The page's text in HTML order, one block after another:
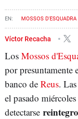
MOSSOS D'ESQUADRA
ESTAFAS
Víctor Recacha
Los Mossos
por presuntamente
banco de Reus.
el pasado
detectarse